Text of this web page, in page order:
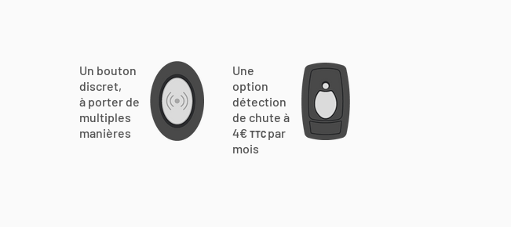
Un bouton
discret,
à porter de
multiples
manières
Une
option
détection
de chute à
4€ TTC par
mois